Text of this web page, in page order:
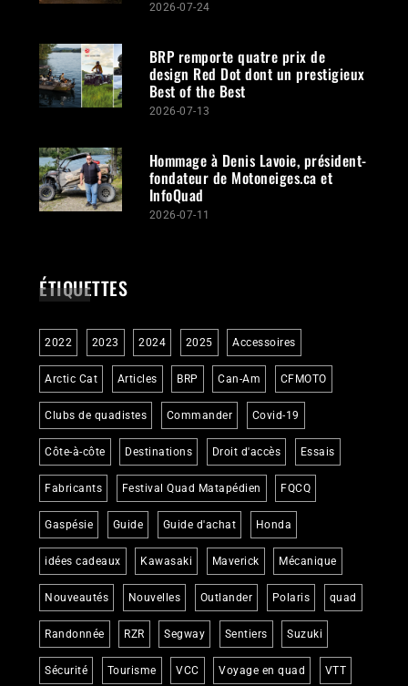
2026-07-24
BRP remporte quatre prix de
design Red Dot dont un prestigieux
Best of the Best
2026-07-13
Hommage à Denis Lavoie, président-
fondateur de Motoneiges.ca et
InfoQuad
2026-07-11
ÉTIQUETTES
2022 2023 2024 2025 Accessoires
Arctic Cat Articles BRP Can-Am CFMOTO
Clubs de quadistes Commander Covid-19
Côte-à-côte Destinations Droit d'accès Essais
Fabricants Festival Quad Matapédien FQCQ
Gaspésie Guide Guide d'achat Honda
idées cadeaux Kawasaki Maverick Mécanique
Nouveautés Nouvelles Outlander Polaris quad
Randonnée RZR Segway Sentiers Suzuki
Sécurité Tourisme VCC Voyage en quad VTT